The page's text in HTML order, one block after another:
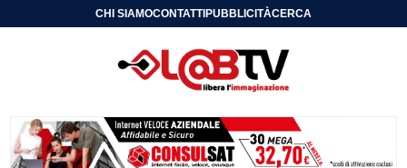
CHI SIAMOCONTATTIPUBBLICITÀCERCA